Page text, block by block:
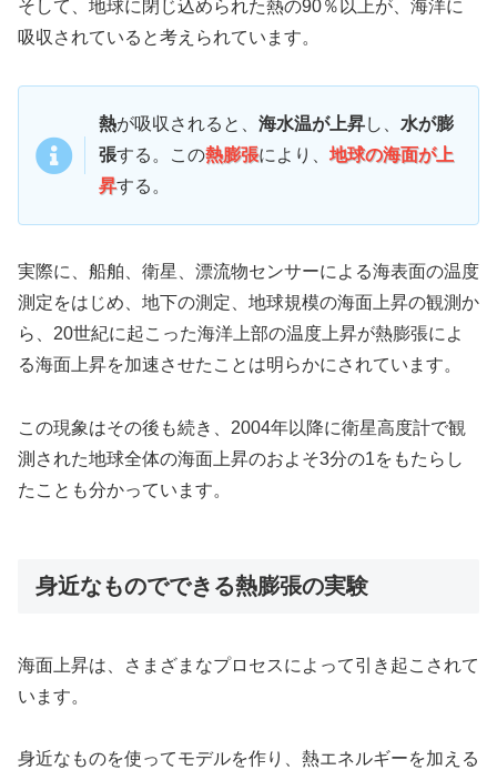
そして、地球に閉じ込められた熱の90％以上が、海洋に
吸収されていると考えられています。
熱が吸収されると、 海水温が上昇し、 水が膨
張する。この熱膨張により、 地球の海面が上
昇する。
実際に、船舶、衛星、漂流物センサーによる海表面の温度
測定をはじめ、地下の測定、地球規模の海面上昇の観測か
ら、20世紀に起こった海洋上部の温度上昇が熱膨張によ
る海面上昇を加速させたことは明らかにされています。
この現象はその後も続き、2004年以降に衛星高度計で観
測された地球全体の海面上昇のおよそ3分の1をもたらし
たことも分かっています。
身近なものでできる熱膨張の実験
海面上昇は、さまざまなプロセスによって引き起こされて
います。
身近なものを使ってモデルを作り、熱エネルギーを加える